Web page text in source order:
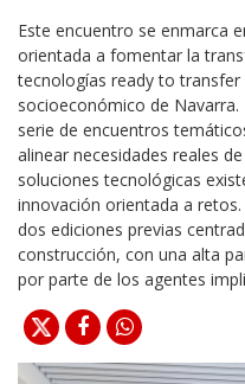
Este encuentro se enmarca
orientada a fomentar la
tecnologías ready to transfer
socioeconómico de
serie de encuentros
alinear necesidades reales
soluciones tecnológicas
innovación orientada a
dos ediciones previas
construcción, con una alta
por parte de los agentes